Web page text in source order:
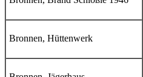
Bronnen, Hüttenwerk